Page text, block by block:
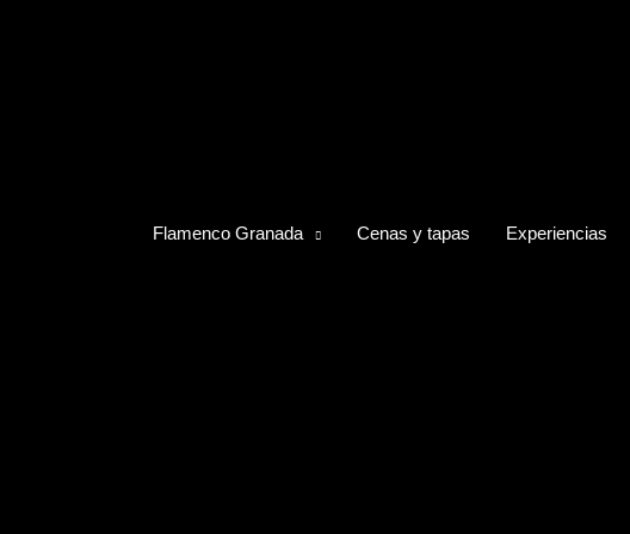
Flamenco Granada Cenas y tapas Experiencias